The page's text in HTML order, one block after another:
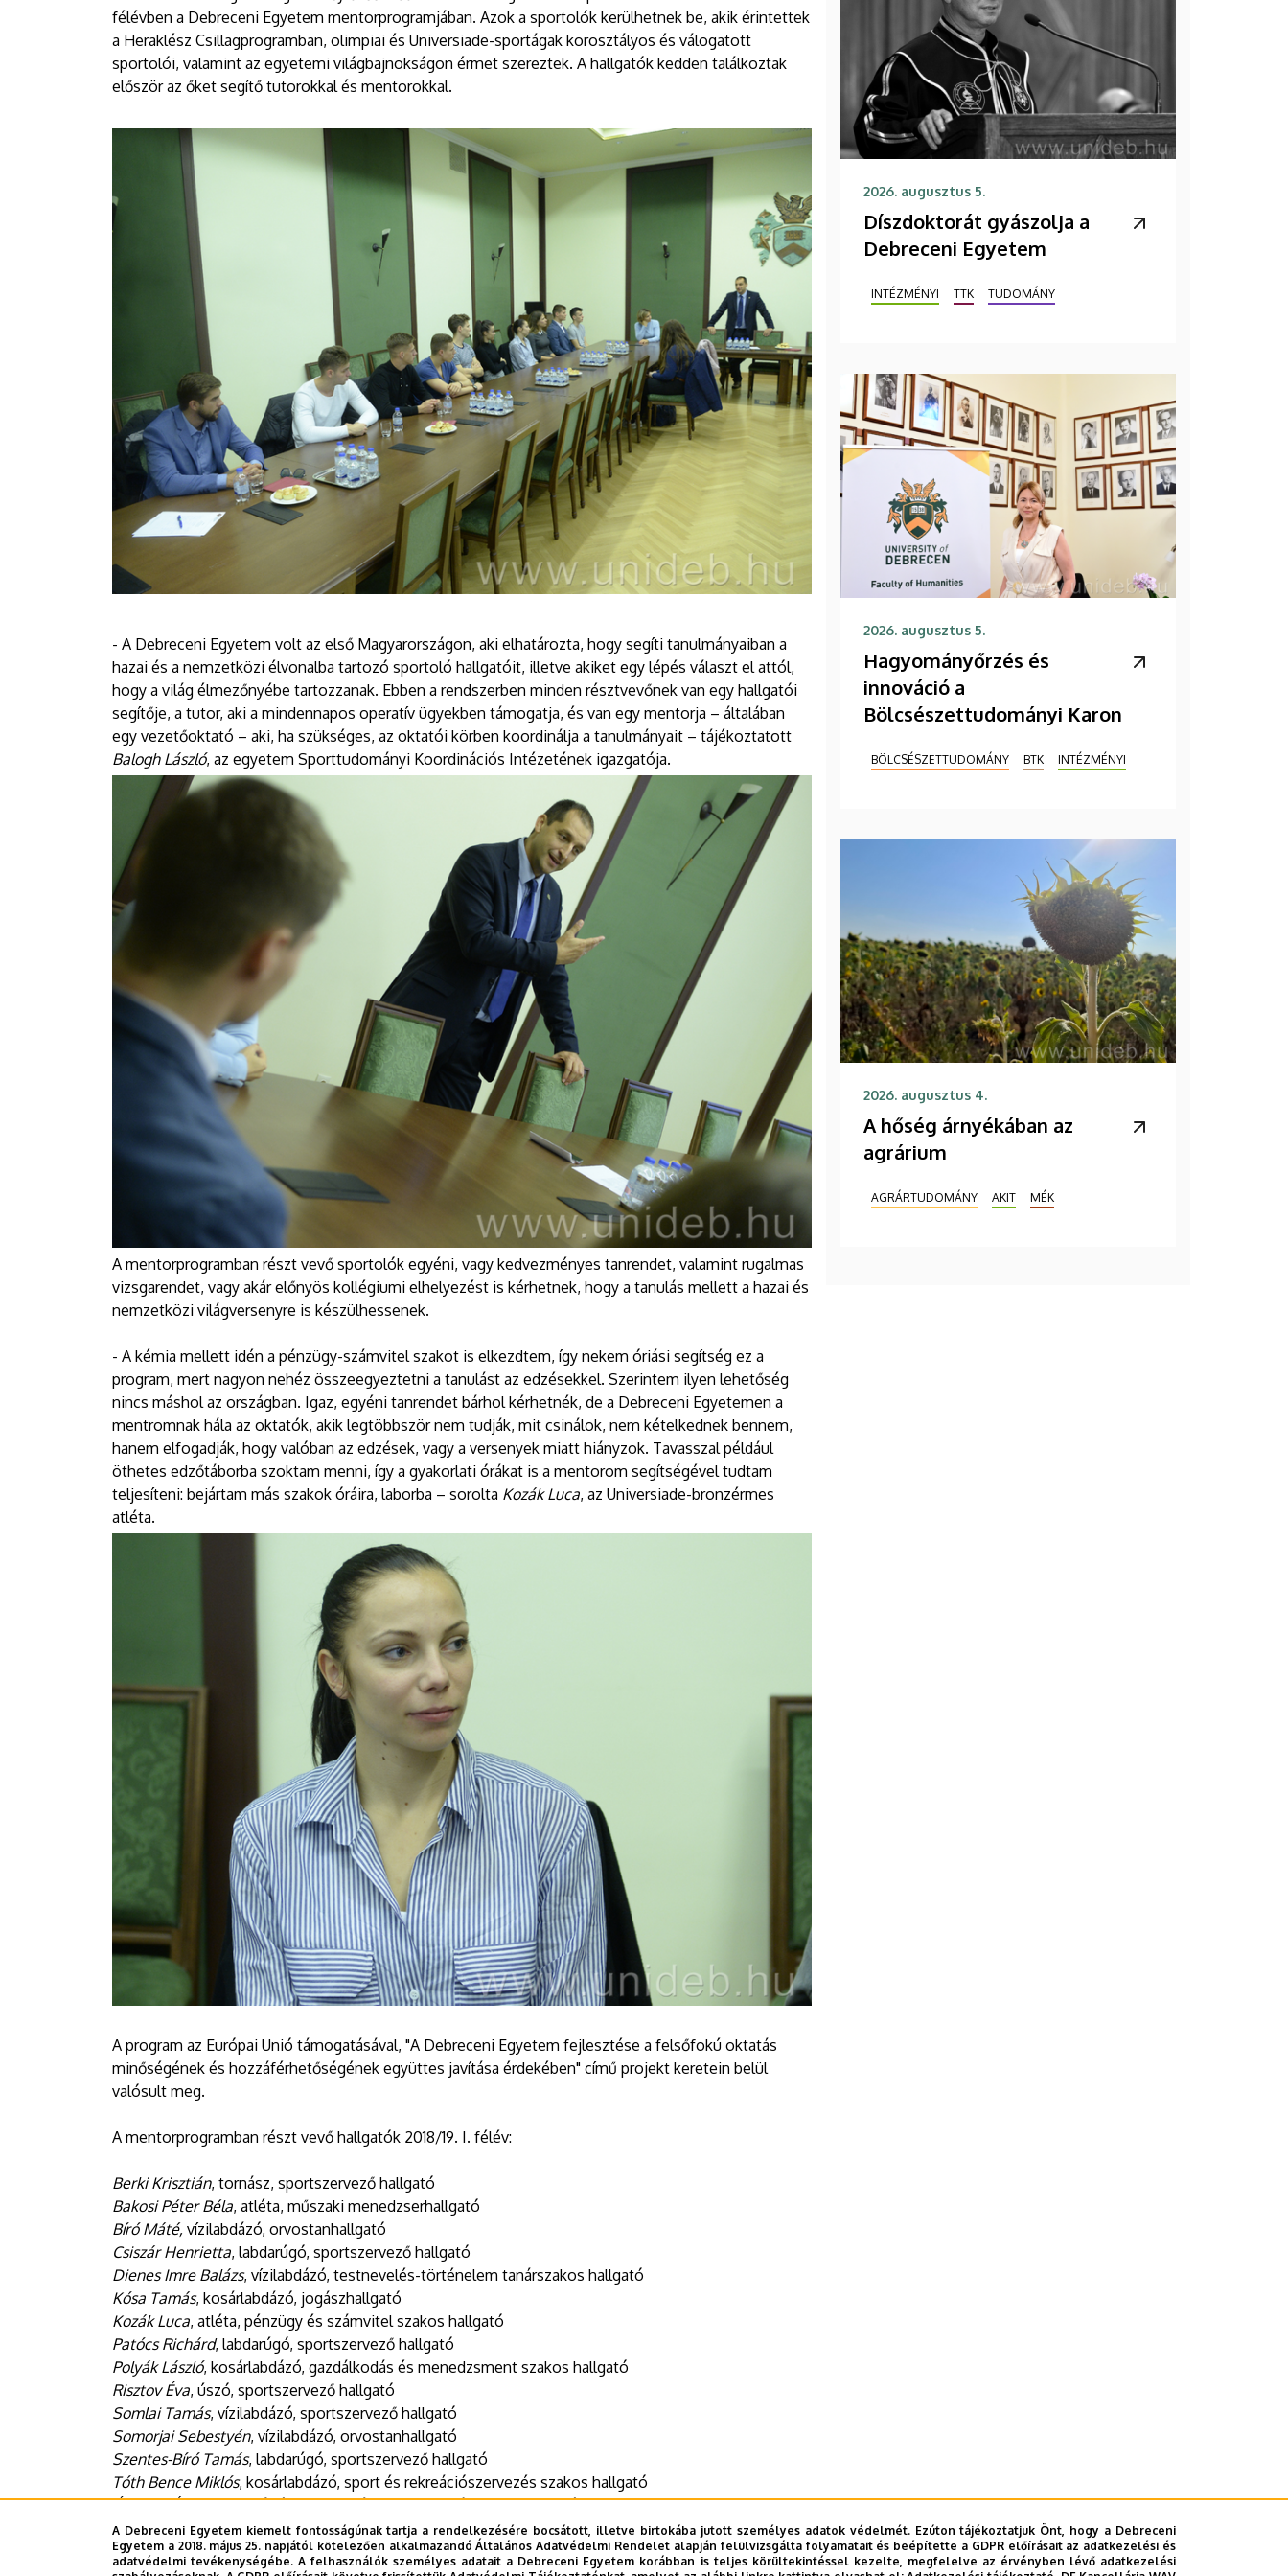
félévben a Debreceni Egyetem mentorprogramjában. Azok a sportolók kerülhetnek be, akik érintettek
a Heraklész Csillagprogramban, olimpiai és Universiade-sportágak korosztályos és válogatott
sportolói, valamint az egyetemi világbajnokságon érmet szereztek. A hallgatók kedden találkoztak
először az őket segítő tutorokkal és mentorokkal.
- A Debreceni Egyetem volt az első Magyarországon, aki elhatározta, hogy segíti tanulmányaiban a
hazai és a nemzetközi élvonalba tartozó sportoló hallgatóit, illetve akiket egy lépés választ el attól,
hogy a világ élmezőnyébe tartozzanak. Ebben a rendszerben minden résztvevőnek van egy hallgatói
segítője, a tutor, aki a mindennapos operatív ügyekben támogatja, és van egy mentorja – általában
egy vezetőoktató – aki, ha szükséges, az oktatói körben koordinálja a tanulmányait – tájékoztatott
Balogh László, az egyetem Sporttudományi Koordinációs Intézetének igazgatója.
A mentorprogramban részt vevő sportolók egyéni, vagy kedvezményes tanrendet, valamint rugalmas
vizsgarendet, vagy akár előnyös kollégiumi elhelyezést is kérhetnek, hogy a tanulás mellett a hazai és
nemzetközi világversenyre is készülhessenek.
- A kémia mellett idén a pénzügy-számvitel szakot is elkezdtem, így nekem óriási segítség ez a
program, mert nagyon nehéz összeegyeztetni a tanulást az edzésekkel. Szerintem ilyen lehetőség
nincs máshol az országban. Igaz, egyéni tanrendet bárhol kérhetnék, de a Debreceni Egyetemen a
mentromnak hála az oktatók, akik legtöbbször nem tudják, mit csinálok, nem kételkednek bennem,
hanem elfogadják, hogy valóban az edzések, vagy a versenyek miatt hiányzok. Tavasszal például
öthetes edzőtáborba szoktam menni, így a gyakorlati órákat is a mentorom segítségével tudtam
teljesíteni: bejártam más szakok óráira, laborba – sorolta Kozák Luca, az Universiade-bronzérmes
atléta.
A program az Európai Unió támogatásával, "A Debreceni Egyetem fejlesztése a felsőfokú oktatás
minőségének és hozzáférhetőségének együttes javítása érdekében" című projekt keretein belül
valósult meg.
A mentorprogramban részt vevő hallgatók 2018/19. I. félév:
Berki Krisztián, tornász, sportszervező hallgató
Bakosi Péter Béla, atléta, műszaki menedzserhallgató
Bíró Máté, vízilabdázó, orvostanhallgató
Csiszár Henrietta, labdarúgó, sportszervező hallgató
Dienes Imre Balázs, vízilabdázó, testnevelés-történelem tanárszakos hallgató
Kósa Tamás, kosárlabdázó, jogászhallgató
Kozák Luca, atléta, pénzügy és számvitel szakos hallgató
Patócs Richárd, labdarúgó, sportszervező hallgató
Polyák László, kosárlabdázó, gazdálkodás és menedzsment szakos hallgató
Risztov Éva, úszó, sportszervező hallgató
Somlai Tamás, vízilabdázó, sportszervező hallgató
Somorjai Sebestyén, vízilabdázó, orvostanhallgató
Szentes-Bíró Tamás, labdarúgó, sportszervező hallgató
Tóth Bence Miklós, kosárlabdázó, sport és rekreációszervezés szakos hallgató
Újvárosi Ádám, labdarúgó, testnevelés-földrajz tanárszakos hallgató
Zele Dorina, kosárlabdázó, sportszervező hallgató
Zsilák László, vízilabdázó, építőmérnök hallgató
2026. augusztus 5.
Díszdoktorát gyászolja a
Debreceni Egyetem
INTÉZMÉNYI TTK TUDOMÁNY
2026. augusztus 5.
Hagyományőrzés és
innováció a
Bölcsészettudományi Karon
BÖLCSÉSZETTUDOMÁNY BTK INTÉZMÉNYI
2026. augusztus 4.
A hőség árnyékában az
agrárium
AGRÁRTUDOMÁNY AKIT MÉK
A Debreceni Egyetem kiemelt fontosságúnak tartja a rendelkezésére bocsátott, illetve birtokába jutott személyes adatok védelmét. Ezúton tájékoztatjuk Önt, hogy a Debreceni
Egyetem a 2018. május 25. napjától kötelezően alkalmazandó Általános Adatvédelmi Rendelet alapján felülvizsgálta folyamatait és beépítette a GDPR előírásait az adatkezelési és
adatvédelmi tevékenységébe. A felhasználók személyes adatait a Debreceni Egyetem korábban is teljes körültekintéssel kezelte, megfelelve az érvényben lévő adatkezelési